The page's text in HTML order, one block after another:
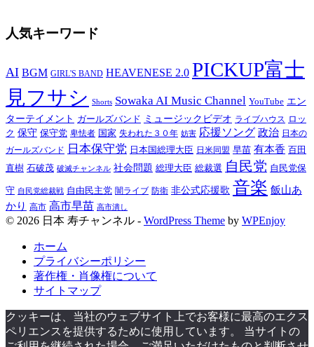
人気キーワード
AI BGM GIRL'S BAND HEAVENESE 2.0 PICKUP富士
見フサシ Shorts Sowaka AI Music Channel YouTube エン
ターテイメント ガールズバンド ミュージックビデオ ライブハウス ロッ
ク 保守 保守党 卑怯者 国家 失われた３０年 妨害 応援ソング 政治 日本の
ガールズバンド
日本保守党 日本国総理大臣 日米同盟 早苗 有本香 百田
直樹 石破茂 破滅チャンネル 社会問題 総理大臣 総裁選 自民党 自民党保
守 自民党総裁戦 自由民主党 闇ライブ 防衛 非公式応援歌 音楽 飯山あ
かり 高市 高市早苗 高市潰し
© 2026 日本 寿チャンネル - WordPress Theme by WPEnjoy
ホーム
プライバシーポリシー
著作権・肖像権について
サイトマップ
クッキーは、当社のウェブサイト上でお客様に最高のエクス
ペリエンスを提供するために使用しています。 当サイトの